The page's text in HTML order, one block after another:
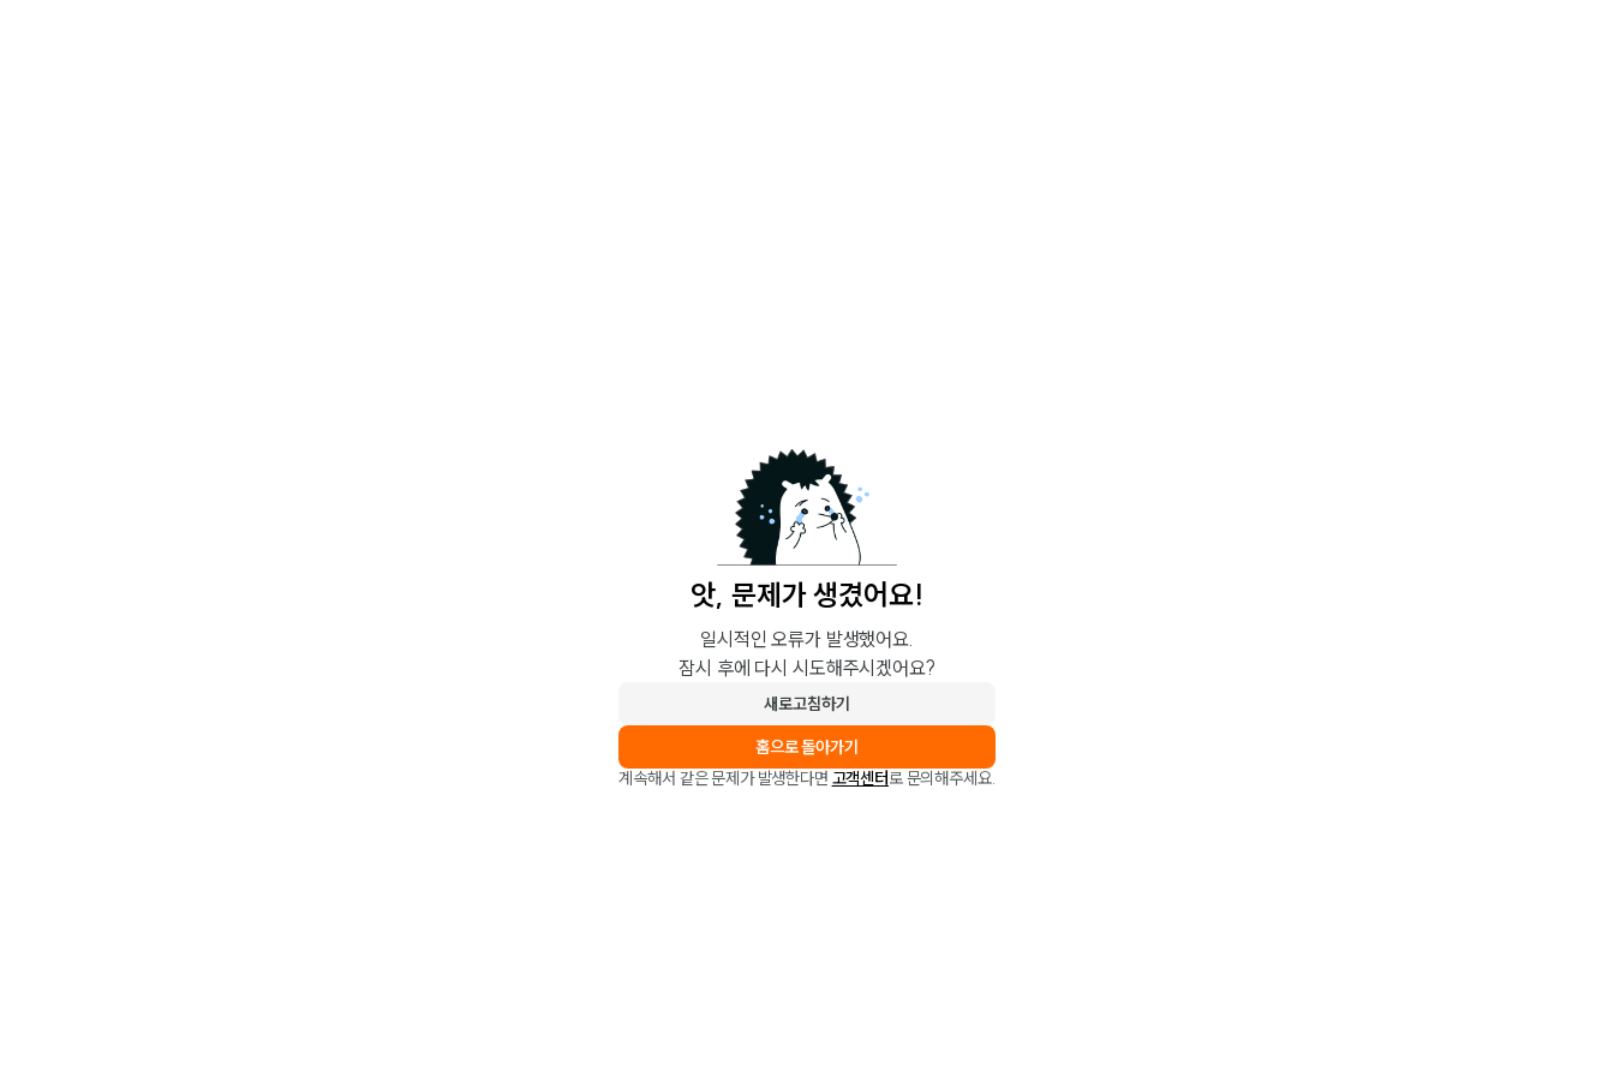
앗, 문제가 생겼어요!
일시적인 오류가 발생했어요.
잠시 후에 다시 시도해주시겠어요?
새로고침하기
홈으로 돌아가기
계속해서 같은 문제가 발생한다면 고객센터로 문의해주세요.